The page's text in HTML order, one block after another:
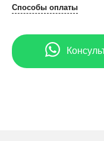
Способы оплаты